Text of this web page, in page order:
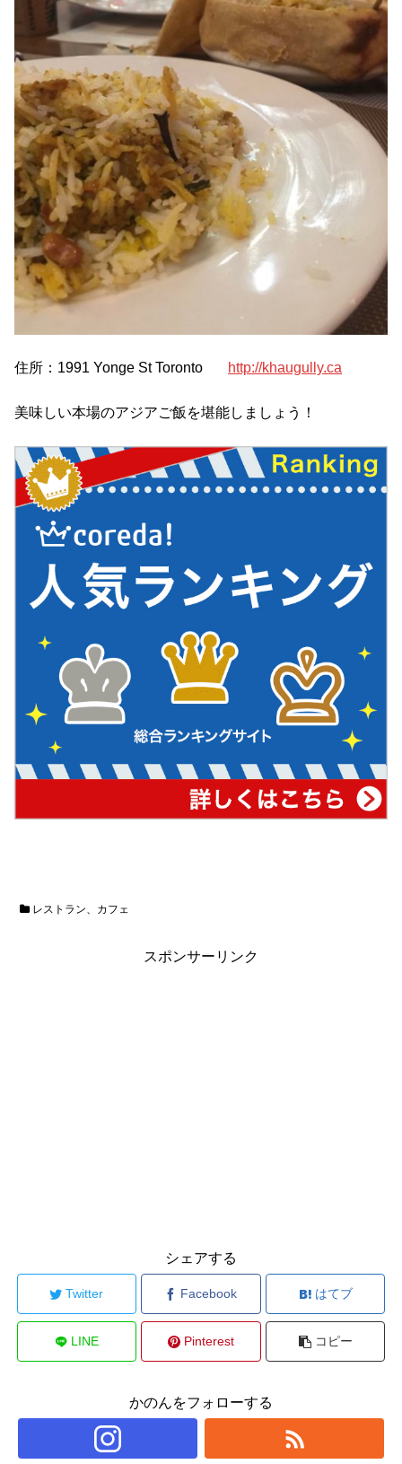
住所：1991 Yonge St Toronto http://khaugully.ca
美味しい本場のアジアご飯を堪能しましょう！
レストラン、カフェ
スポンサーリンク
シェアする
Twitter Facebook はてブ
LINE Pinterest コピー
かのんをフォローする